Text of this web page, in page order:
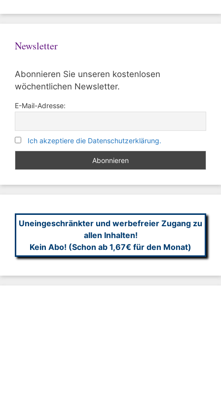
Newsletter
Abonnieren Sie unseren kostenlosen
wöchentlichen Newsletter.
E-Mail-Adresse:
Ich akzeptiere die Datenschutzerklärung.
Uneingeschränkter und werbefreier Zugang zu
allen Inhalten!
Kein Abo! (Schon ab 1,67€ für den Monat)